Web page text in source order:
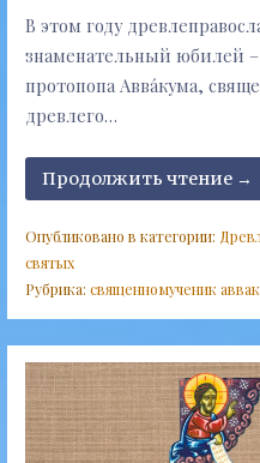
В этом году
знаменательный юбилей
протопопа Авва́кума,
древлего…
Продолжить чтение →
Опубликовано в категории:
святых
Рубрика: священномученик